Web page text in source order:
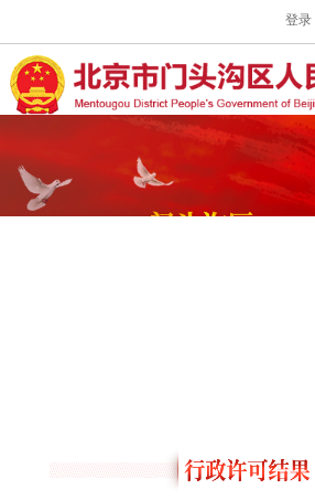
登录